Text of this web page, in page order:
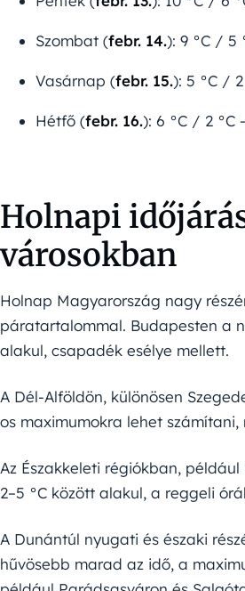
Szombat (febr. 14.): 9 °C / 5
Vasárnap (febr. 15.): 5 °C /
Hétfő (febr. 16.): 6 °C / 2 °C
Holnapi
városokban
Holnap Magyarország nagy
páratartalommal. Budapesten a
alakul, csapadék esélye mellett.
A Dél-Alföldön, különösen
os maximumokra lehet
Az Északkeleti régiókban,
2–5 °C között alakul, a reggeli
A Dunántúl nyugati és északi
hűvösebb marad az idő, a